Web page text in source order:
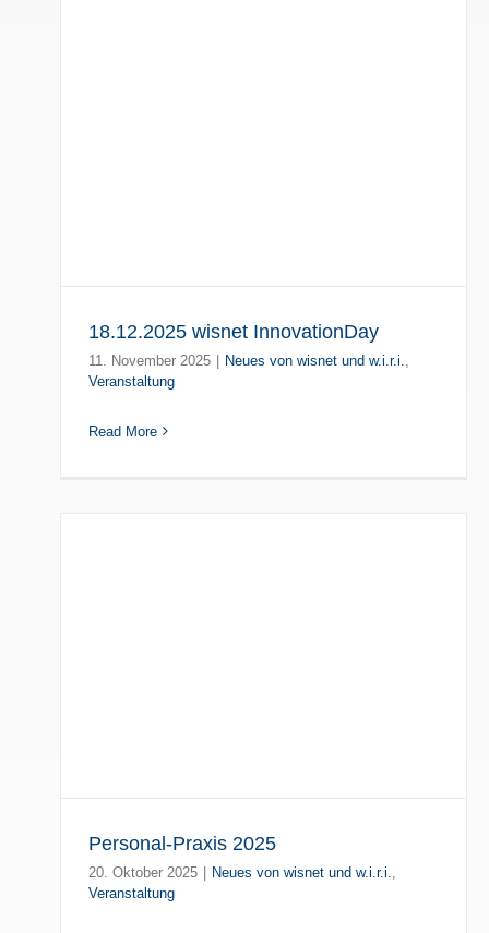
18.12.2025 wisnet InnovationDay
11. November 2025 | Neues von wisnet und w.i.r.i.
Veranstaltung
Read More
Personal-Praxis 2025
20. Oktober 2025 Neues von wisnet und w.i.r.i.
Veranstaltung